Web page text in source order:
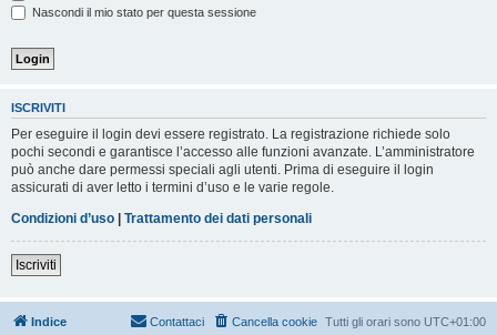
Nascondi il mio stato per questa sessione
ISCRIVITI
Per eseguire il login devi essere registrato. La registrazione richiede solo
pochi secondi e garantisce l’accesso alle funzioni avanzate. L’amministratore
può anche dare permessi speciali agli utenti. Prima di eseguire il login
assicurati di aver letto i termini d’uso e le varie regole.
Condizioni d’uso | Trattamento dei dati personali
Iscriviti
Indice Tutti gli orari sono UTC+01:00
Cancella cookie
Contattaci